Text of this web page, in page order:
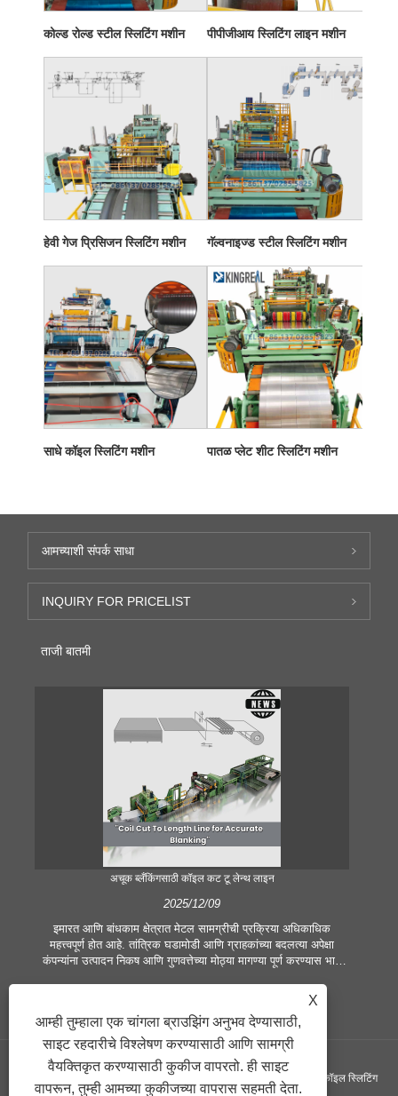
कोल्ड रोल्ड स्टील स्लिटिंग मशीन पीपीजीआय स्लिटिंग लाइन मशीन
हेवी गेज प्रिसिजन स्लिटिंग मशीन गॅल्वनाइज्ड स्टील स्लिटिंग मशीन
साधे कॉइल स्लिटिंग मशीन पातळ प्लेट शीट स्लिटिंग मशीन
आमच्याशी संपर्क साधा
INQUIRY FOR PRICELIST
ताजी बातमी
अचूक ब्लँकिंगसाठी कॉइल कट टू लेन्थ लाइन
2025/12/09
इमारत आणि बांधकाम क्षेत्रात मेटल सामग्रीची प्रक्रिया अधिकाधिक
महत्त्वपूर्ण होत आहे. तांत्रिक घडामोडी आणि ग्राहकांच्या बदलत्या अपेक्षा
कंपन्यांना उत्पादन निकष आणि गुणवत्तेच्या मोठ्या मागण्या पूर्ण करण्यास भाग
करण्यासाठी पुरेशी नाहीत, विशेषतः उत्कृष्ट अचूकता आणि कार्यक्षमतेच्या शोधात.
त्यामुळे, कॉइल कट टू लेंथ लाईन हे कॉइल प्रोसेसिंग उपकरण म्हणून उदयास
आले आहे.
कॉपीराइट ©GUANGZHOU KINGREAL MACHINERY CO., LTD., - कॉइल स्लिटिंग
X
आम्ही तुम्हाला एक चांगला ब्राउझिंग अनुभव देण्यासाठी,
साइट रहदारीचे विश्लेषण करण्यासाठी आणि सामग्री
वैयक्तिकृत करण्यासाठी कुकीज वापरतो. ही साइट
वापरून, तुम्ही आमच्या कुकीजच्या वापरास सहमती देता.